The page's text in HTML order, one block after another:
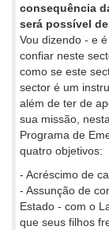
consequência
será possível
Vou dizendo - e
confiar neste
como se este
sector é um
além de ter de
sua missão,
Programa de
quatro objetivos:
- Acréscimo de
- Assunção de
Estado - com o
que seus filhos